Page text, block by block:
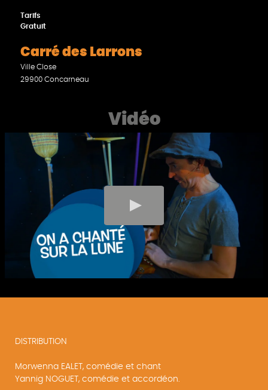
Tarifs
Gratuit
Carré des Larrons
Ville Close
29900 Concarneau
Vidéo
DISTRIBUTION
Morwenna EALET, comédie et chant
Yannig NOGUET, comédie et accordéon.